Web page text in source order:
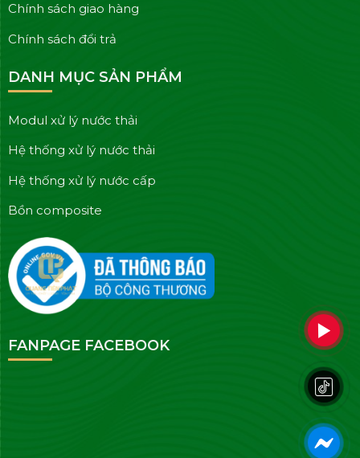
Chính sách giao hàng
Chính sách đổi trả
DANH MỤC SẢN PHẨM
Modul xử lý nước thải
Hệ thống xử lý nước thải
Hệ thống xử lý nước cấp
Bồn composite
FANPAGE FACEBOOK